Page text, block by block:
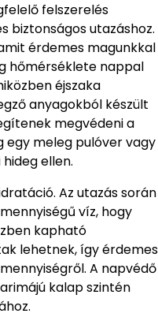
felszerelés
biztonságos utazáshoz.
érdemes magunkkal
hőmérséklete nappal
éjszaka
anyagokból készült
megvédeni a
egy meleg pulóver vagy
ellen.
Az utazás során
víz, hogy
kapható
lehetnek, így érdemes
A napvédő
kalap szintén